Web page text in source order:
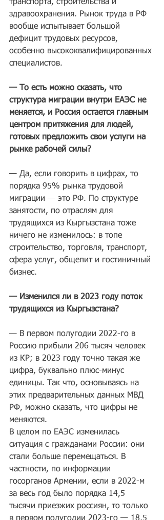
транспорта, строительства и
здравоохранения. Рынок труда в РФ
вообще испытывает большой
дефицит трудовых ресурсов,
особенно высококвалифицированных
специалистов.
— То есть можно сказать, что
структура миграции внутри ЕАЭС не
меняется, и Россия остается главным
центром притяжения для людей,
готовых предложить свои услуги на
рынке рабочей силы?
— Да, если говорить в цифрах, то
порядка 95% рынка трудовой
миграции — это РФ. По структуре
занятости, по отраслям для
трудящихся из Кыргызстана тоже
ничего не изменилось: в топе
строительство, торговля, транспорт,
сфера услуг, общепит и гостиничный
бизнес.
— Изменился ли в 2023 году поток
трудящихся из Кыргызстана?
— В первом полугодии 2022-го в
Россию прибыли 206 тысяч человек
из КР; в 2023 году точно такая же
цифра, буквально плюс-минус
единицы. Так что, основываясь на
этих предварительных данных МВД
РФ, можно сказать, что цифры не
меняются.
В целом по ЕАЭС изменилась
ситуация с гражданами России: они
стали больше перемещаться. В
частности, по информации
госорганов Армении, если в 2022-м
за весь год было порядка 14,5
тысячи приезжих россиян, то только